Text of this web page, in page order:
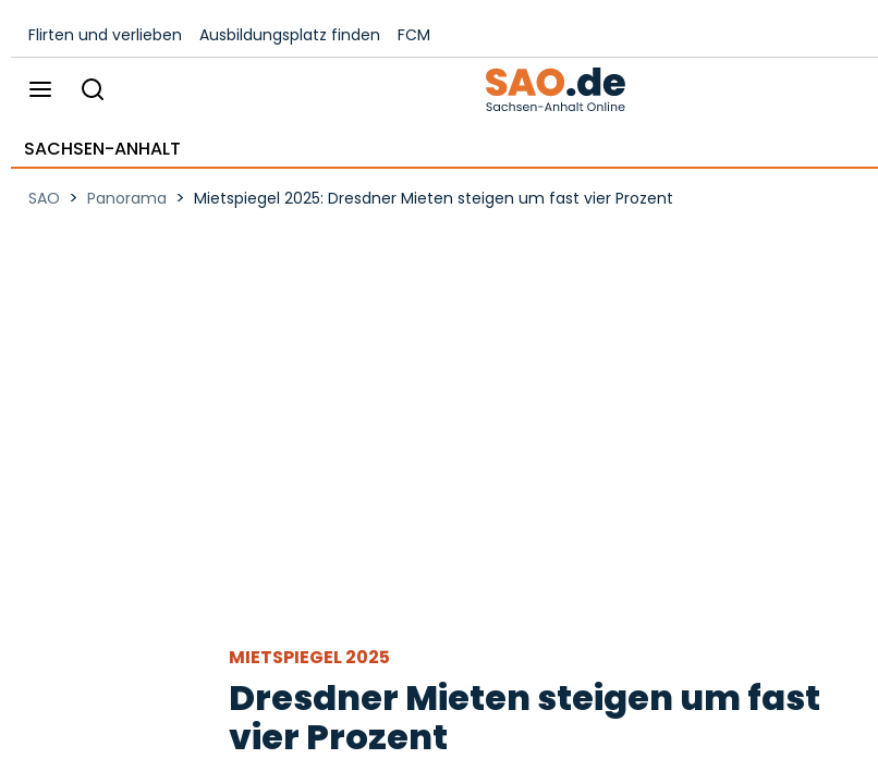
Flirten und verlieben Ausbildungsplatz finden FCM
SACHSEN-ANHALT
SAO > Panorama > Mietspiegel 2025: Dresdner Mieten steigen um fast vier Prozent
MIETSPIEGEL 2025
Dresdner Mieten steigen um fast
vier Prozent